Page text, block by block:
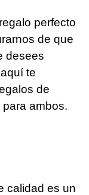
perfecto
de que
desees
te
de
ambos.
calidad es un